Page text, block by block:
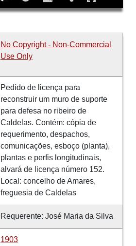
No Copyright - Non-Commercial
Use Only
Pedido de licença para
reconstruir um muro de suporte
para defesa no ribeiro de
Caldelas. Contém: cópia de
requerimento, despachos,
comunicações, esboço (planta),
plantas e perfis longitudinais,
alvará de licença número 152.
Local: concelho de Amares,
freguesia de Caldelas
Requerente: José Maria da Silva
1903